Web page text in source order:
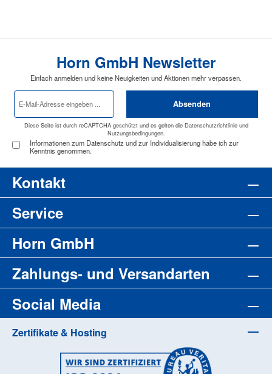
Horn GmbH Newsletter
Einfach anmelden und keine Neuigkeiten und Aktionen mehr verpassen.
E-
Mail-
*
Absenden
Diese Seite ist durch reCAPTCHA geschützt und es gelten die Datenschutzrichtlinieund
Nutzungsbedingungen.
Informationen zum Datenschutz und zur Individualisierung habe ich zur
Kenntnis genommen.
Kontakt
Service
Horn GmbH
Zahlungs- und Versandarten
Social Media
Zertifikate & Hosting